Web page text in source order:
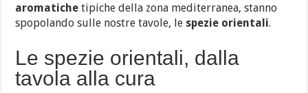
aromatiche tipiche della zona mediterranea, stanno
spopolando sulle nostre tavole, le spezie orientali.
Le spezie orientali, dalla
tavola alla cura